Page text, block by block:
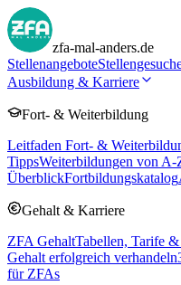
zfa-mal-anders.de
Stellenangebote
Ausbildung & Karriere
Fort- & Weiterbildung
Leitfaden Fort- &
TippsWeiterbildungen von A-
ÜberblickFortbildungskatalog
Gehalt & Karriere
ZFA GehaltTabellen, Tarife
Gehalt erfolgreich verhandeln
für ZFAs